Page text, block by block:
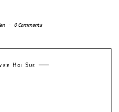
- 0 Comments
Moi Sur